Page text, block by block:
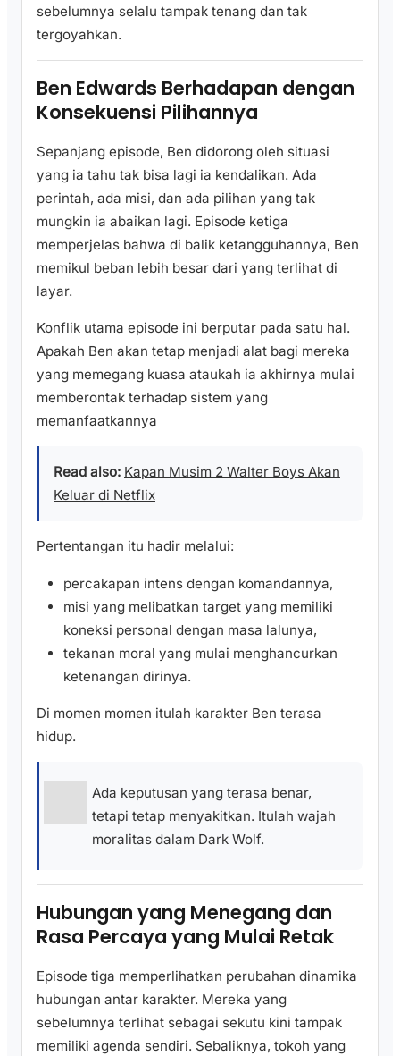
sebelumnya selalu tampak tenang dan tak
tergoyahkan.
Ben Edwards Berhadapan dengan
Konsekuensi Pilihannya
Sepanjang episode, Ben didorong oleh situasi
yang ia tahu tak bisa lagi ia kendalikan. Ada
perintah, ada misi, dan ada pilihan yang tak
mungkin ia abaikan lagi. Episode ketiga
memperjelas bahwa di balik ketangguhannya, Ben
memikul beban lebih besar dari yang terlihat di
layar.
Konflik utama episode ini berputar pada satu hal.
Apakah Ben akan tetap menjadi alat bagi mereka
yang memegang kuasa ataukah ia akhirnya mulai
memberontak terhadap sistem yang
memanfaatkannya
Read also: Kapan Musim 2 Walter Boys Akan
Keluar di Netflix
Pertentangan itu hadir melalui:
percakapan intens dengan komandannya,
misi yang melibatkan target yang memiliki
koneksi personal dengan masa lalunya,
tekanan moral yang mulai menghancurkan
ketenangan dirinya.
Di momen momen itulah karakter Ben terasa
hidup.
Ada keputusan yang terasa benar,
tetapi tetap menyakitkan. Itulah wajah
moralitas dalam Dark Wolf.
Hubungan yang Menegang dan
Rasa Percaya yang Mulai Retak
Episode tiga memperlihatkan perubahan dinamika
hubungan antar karakter. Mereka yang
sebelumnya terlihat sebagai sekutu kini tampak
memiliki agenda sendiri. Sebaliknya, tokoh yang